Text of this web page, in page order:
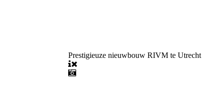
Prestigieuze nieuwbouw RIVM te Utrecht